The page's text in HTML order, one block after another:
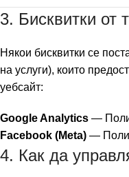
3. Бисквитки от
Някои бисквитки се
на услуги), които
уебсайт:
Google Analytics —
Facebook (Meta) —
4. Как да